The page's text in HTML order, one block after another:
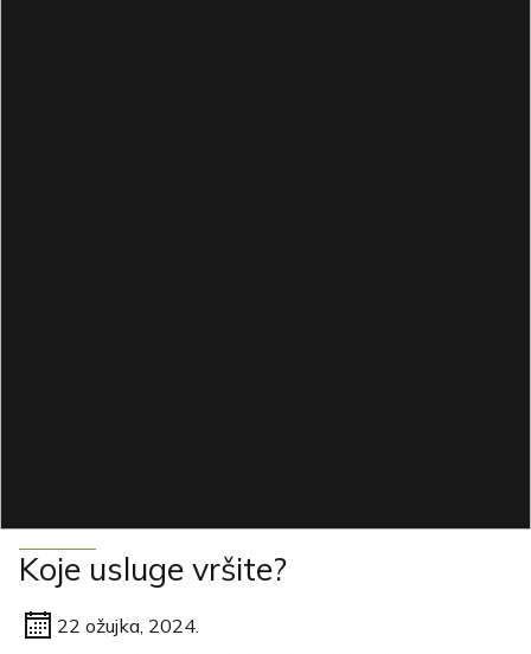
Koje usluge vršite?
22 ožujka, 2024.